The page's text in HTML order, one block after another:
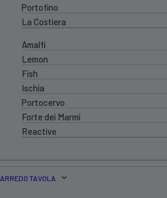
Portofino
La Costiera
Amalfi
Lemon
Fish
Ischia
Portocervo
Forte dei Marmi
Reactive
ARREDO TAVOLA